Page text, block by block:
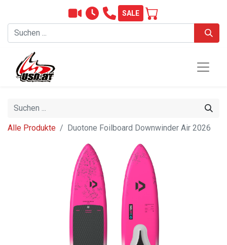
SALE
Alle Produkte Duotone Foilboard Downwinder Air 2026